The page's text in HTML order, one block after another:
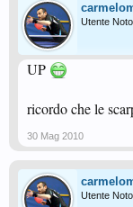
Utente Noto
UP
ricordo che le
30 Mag 2010
Utente Noto